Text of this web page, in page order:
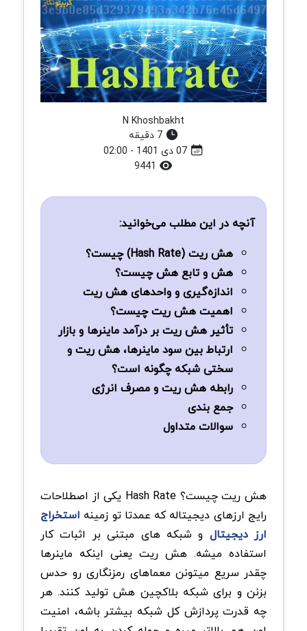
N Khoshbakht
7 دقیقه
آنچه در این مطلب می‌خوانید:
هش ریت (Hash Rate) چیست؟
هش و تابع هش چیست؟
اندازه‌گیری و واحدهای هش ریت
اهمیت هش ریت چیست؟
تأثیر هش ریت بر درآمد ماینرها و بازار
ارتباط بین سود ماینرها، هش ریت و
سختی شبکه چگونه است؟
رابطه هش ریت و مصرف انرژی
جمع بندی
سوالات متداول
هش ریت چیست؟ Hash Rate یکی از اصطلاحات
رایج ارزهای دیجیتاله که عمدتا تو زمینه استخراج
ارز دیجیتال و شبکه های مبتنی بر اثبات کار
استفاده میشه. هش ریت یعنی اینکه ماینرها
چقدر سریع میتونن معماهای رمزنگاری رو حدس
بزنن و برای شبکه بلاکچین هش تولید کنند. هر
چه قدرت پردازش کل شبکه بیشتر باشه، امنیت